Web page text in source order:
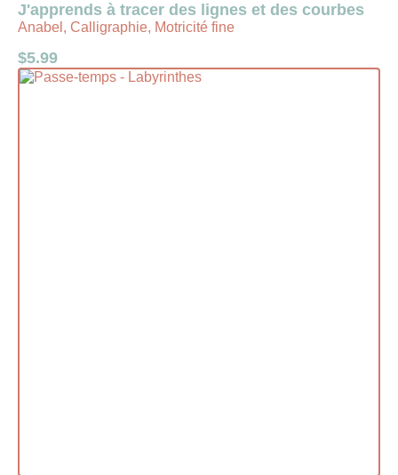
J'apprends à tracer des lignes et des courbes
Anabel, Calligraphie, Motricité fine
$5.99